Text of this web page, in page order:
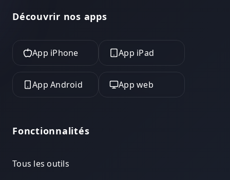
Découvrir nos apps
App iPhone App iPad
App Android App web
Fonctionnalités
Tous les outils